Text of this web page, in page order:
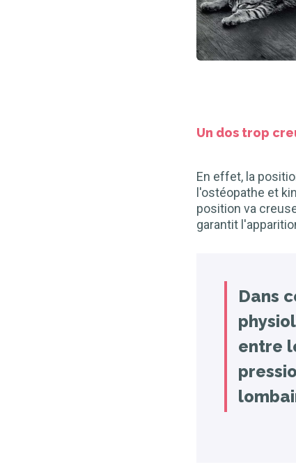
Un dos trop
En effet, la
l'ostéopathe et
position va
garantit
Dans
entre